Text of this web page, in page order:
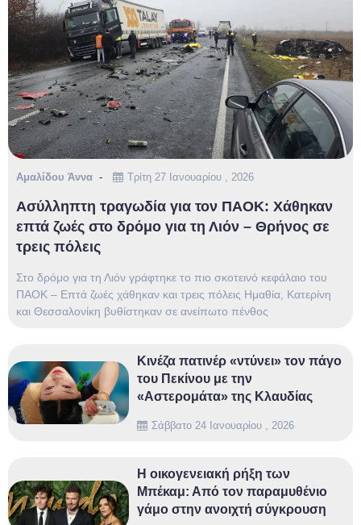
Αμαλίδου Άννα Τρίτη 27 Ιανουαρίου , 2026
Ασύλληπτη τραγωδία για τον ΠΑΟΚ: Χάθηκαν
επτά ζωές στο δρόμο για τη Λιόν – Θρήνος σε
τρεις πόλεις
Στο δρόμο για τη Λιόν γράφτηκε το πιο σκοτεινό κεφάλαιο του
ΠΑΟΚ – Επτά ζωές χάθηκαν και τρεις πόλεις Ημαθία, Κατερίνη
και Θεσσαλονίκη βυθίστηκαν σε ανείπωτο πένθος
Σάββατο 24 Ιανουαρίου , 2026
Κινέζα πατινέρ «ντύνει» τον πάγο
του Πεκίνου με την
«Αστερομάτα» της Κλαυδίας
Η οικογενειακή ρήξη των
Μπέκαμ: Από τον παραμυθένιο
γάμο στην ανοιχτή σύγκρουση